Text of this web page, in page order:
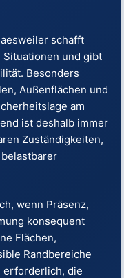
schafft
und gibt
Besonders
Außenflächen und
am
ist deshalb immer
Zuständigkeiten,
wenn Präsenz,
konsequent
Flächen,
Randbereiche
erforderlich, die